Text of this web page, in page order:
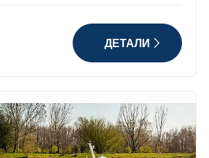
ДЕТАЛИ